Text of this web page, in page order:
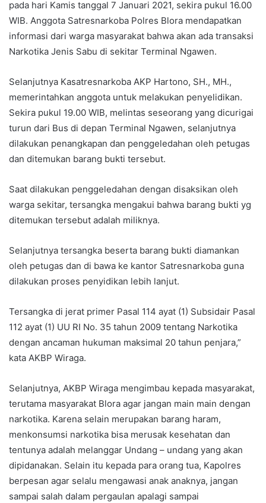
pada hari Kamis tanggal 7 Januari 2021, sekira pukul 16.00
WIB. Anggota Satresnarkoba Polres Blora mendapatkan
informasi dari warga masyarakat bahwa akan ada transaksi
Narkotika Jenis Sabu di sekitar Terminal Ngawen.
Selanjutnya Kasatresnarkoba AKP Hartono, SH., MH.,
memerintahkan anggota untuk melakukan penyelidikan.
Sekira pukul 19.00 WIB, melintas seseorang yang dicurigai
turun dari Bus di depan Terminal Ngawen, selanjutnya
dilakukan penangkapan dan penggeledahan oleh petugas
dan ditemukan barang bukti tersebut.
Saat dilakukan penggeledahan dengan disaksikan oleh
warga sekitar, tersangka mengakui bahwa barang bukti yg
ditemukan tersebut adalah miliknya.
Selanjutnya tersangka beserta barang bukti diamankan
oleh petugas dan di bawa ke kantor Satresnarkoba guna
dilakukan proses penyidikan lebih lanjut.
Tersangka di jerat primer Pasal 114 ayat (1) Subsidair Pasal
112 ayat (1) UU RI No. 35 tahun 2009 tentang Narkotika
dengan ancaman hukuman maksimal 20 tahun penjara,”
kata AKBP Wiraga.
Selanjutnya, AKBP Wiraga mengimbau kepada masyarakat,
terutama masyarakat Blora agar jangan main main dengan
narkotika. Karena selain merupakan barang haram,
menkonsumsi narkotika bisa merusak kesehatan dan
tentunya adalah melanggar Undang – undang yang akan
dipidanakan. Selain itu kepada para orang tua, Kapolres
berpesan agar selalu mengawasi anak anaknya, jangan
sampai salah dalam pergaulan apalagi sampai